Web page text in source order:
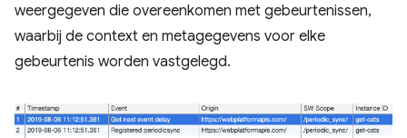
weergegeven die overeenkomen met gebeurtenissen,
waarbij de context en metagegevens voor elke
gebeurtenis worden vastgelegd.